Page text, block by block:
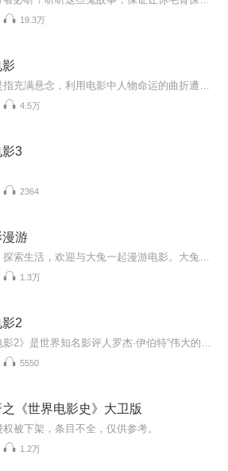
19.3万
影
4.5万
影3
2364
漫游
1.3万
2
5550
《世界电影史》大卫版
被下架，条目不全，仅供参考。
1.2万